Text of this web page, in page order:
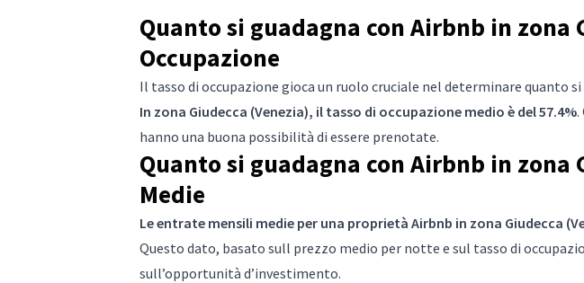
Quanto si guadagna con Airbnb in zona
Occupazione
Il tasso di occupazione gioca un ruolo cruciale nel determinare quanto si
In zona Giudecca (Venezia), il tasso di occupazione medio è del 57.4%.
hanno una buona possibilità di essere prenotate.
Quanto si guadagna con Airbnb in zona
Medie
Le entrate mensili medie per una proprietà Airbnb in zona Giudecca
Questo dato, basato sull prezzo medio per notte e sul tasso di
sull’opportunità d’investimento.